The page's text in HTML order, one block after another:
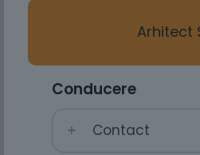
Arhitect
Conducere
Contact